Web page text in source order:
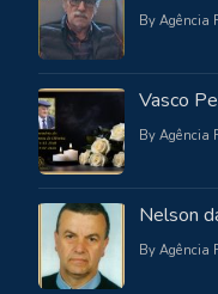
By Agência
Vasco
By Agência
Nelson
By Agência